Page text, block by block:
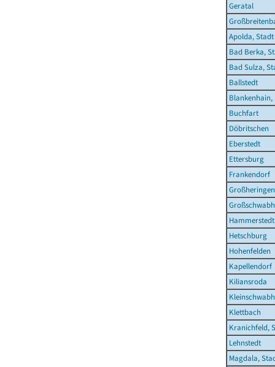
Geratal
Apolda, Stadt
Bad Berka,
Bad Sulza,
Ballstedt
Blankenhain,
Buchfart
Döbritschen
Eberstedt
Ettersburg
Frankendorf
Großheringen
Hammerstedt
Hetschburg
Hohenfelden
Kapellendorf
Kiliansroda
Klettbach
Kranichfeld,
Lehnstedt
Magdala,